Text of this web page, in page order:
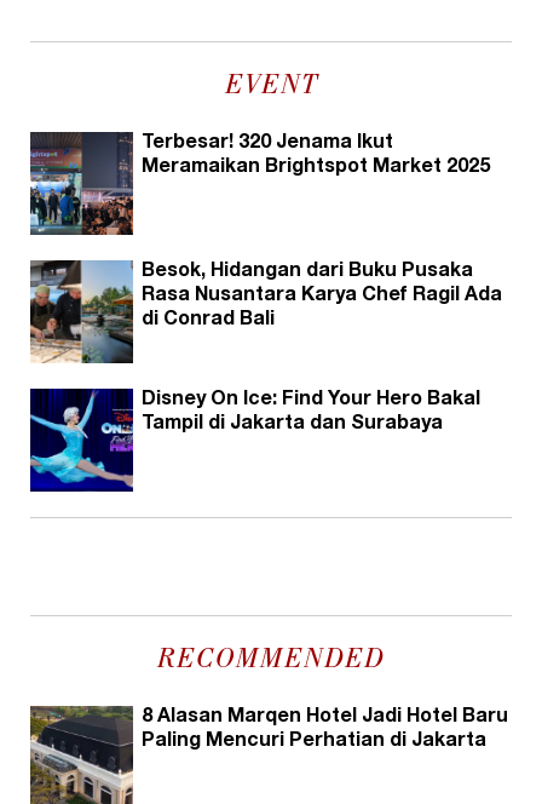
EVENT
Terbesar! 320 Jenama Ikut
Meramaikan Brightspot Market 2025
Besok, Hidangan dari Buku Pusaka
Rasa Nusantara Karya Chef Ragil Ada
di Conrad Bali
Disney On Ice: Find Your Hero Bakal
Tampil di Jakarta dan Surabaya
RECOMMENDED
8 Alasan Marqen Hotel Jadi Hotel Baru
Paling Mencuri Perhatian di Jakarta